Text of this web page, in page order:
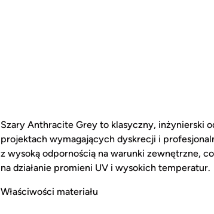
Szary Anthracite Grey to klasyczny, inżynierski
projektach wymagających dyskrecji i
z wysoką odpornością na warunki zewnętrzne,
na działanie promieni UV i wysokich temperatur.
Właściwości materiału